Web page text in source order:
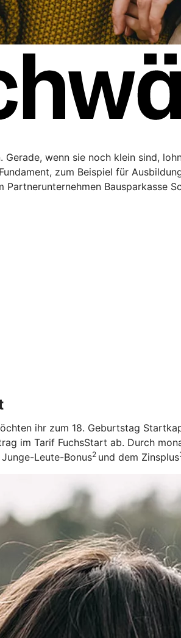
wenn sie noch klein sind,
zum Beispiel für
Bausparkasse
ihr zum 18. Geburtstag
im Tarif FuchsStart ab. Durch
Leute-Bonus2 und dem Zinsplus